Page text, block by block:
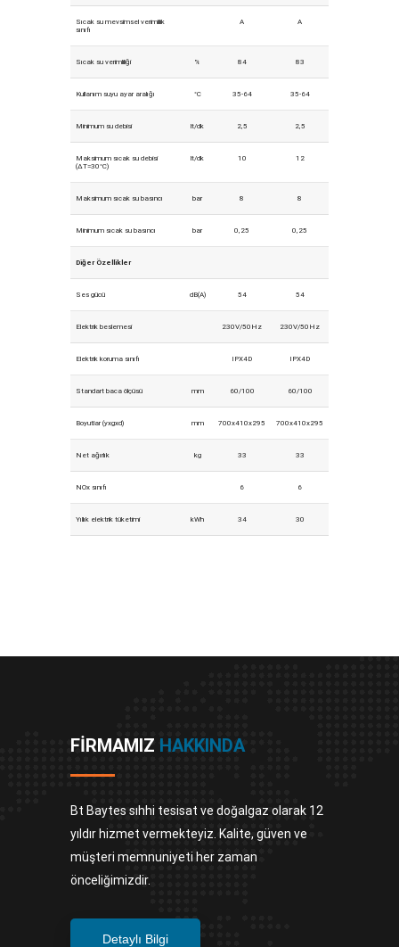
Sıcak su mevsimsel verimlilik
sınıfı
A A
Sıcak su verimliliği % 84 83
Kullanım suyu ayar aralığı °C 35-64 35-64
Minimum su debisi lt/dk 2,5 2,5
Maksimum sıcak su debisi
(ΔT=30°C)
lt/dk 10 12
Maksimum sıcak su basıncı bar 8 8
Minimum sıcak su basıncı bar 0,25 0,25
Diğer Özellikler
Ses gücü dB(A) 54 54
Elektrik beslemesi 230V/50Hz 230V/50Hz
Elektrik koruma sınıfı IPX4D IPX4D
Standart baca ölçüsü mm 60/100 60/100
Boyutlar (yxgxd) mm 700x410x295 700x410x295
Net ağırlık kg 33 33
NOx sınıfı 6 6
Yıllık elektrik tüketimi kWh 34 30
FIRMAMIZ HAKKINDA
Bt Baytes sıhhi tesisat ve doğalgaz olarak 12
yıldır hizmet vermekteyiz. Kalite, güven ve
müşteri memnuniyeti her zaman
önceliğimizdir.
Detaylı Bilgi